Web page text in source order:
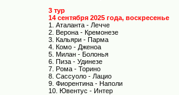
3 тур
14 сентября 2025 года, воскресенье
1. Аталанта - Лечче
2. Верона - Кремонезе
3. Кальяри - Парма
4. Комо - Дженоа
5. Милан - Болонья
6. Пиза - Удинезе
7. Рома - Торино
8. Сассуоло - Лацио
9. Фиорентина - Наполи
10. Ювентус - Интер